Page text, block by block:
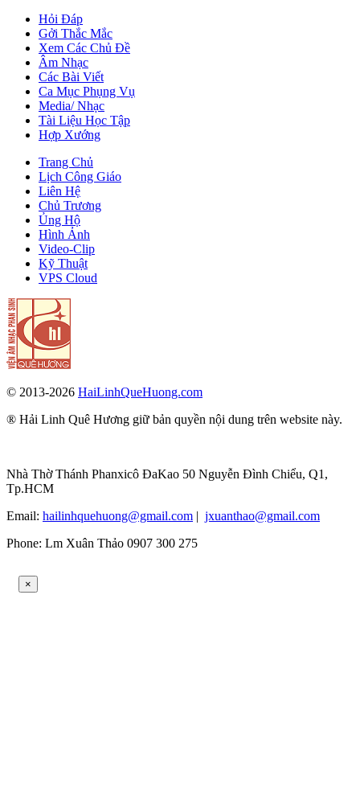
Hỏi Đáp
Gởi Thắc Mắc
Xem Các Chủ Đề
Âm Nhạc
Các Bài Viết
Ca Mục Phụng Vụ
Media/ Nhạc
Tài Liệu Học Tập
Hợp Xướng
Trang Chủ
Lịch Công Giáo
Liên Hệ
Chủ Trương
Ủng Hộ
Hình Ảnh
Video-Clip
Kỹ Thuật
VPS Cloud
© 2013-2026 HaiLinhQueHuong.com
® Hải Linh Quê Hương giữ bản quyền nội dung trên website này.
Nhà Thờ Thánh Phanxicô ĐaKao 50 Nguyễn Đình Chiểu, Q1,
Tp.HCM
Email: hailinhquehuong@gmail.com
jxuanthao@gmail.com
Phone: Lm Xuân Thảo 0907 300 275
×